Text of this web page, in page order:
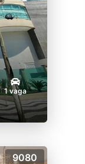
1 vaga
9080